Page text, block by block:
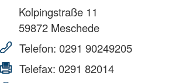
Kolpingstraße 11
59872 Meschede
Telefon: 0291 90249205
Telefax: 0291 82014